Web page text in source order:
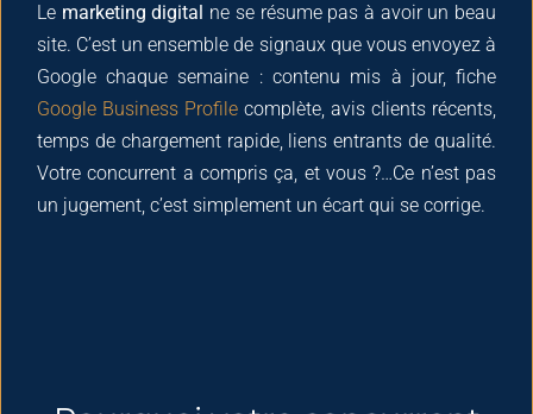
Le marketing digital ne se résume pas à avoir un beau
site. C’est un ensemble de signaux que vous envoyez à
Google chaque semaine : contenu mis à jour, fiche
Google Business Profile complète, avis clients récents,
temps de chargement rapide, liens entrants de qualité.
Votre concurrent a compris ça, et vous ?…Ce n’est pas
un jugement, c’est simplement un écart qui se corrige.